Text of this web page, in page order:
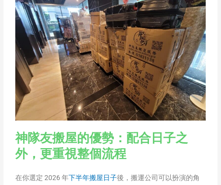
神隊友搬屋的優勢：配合日子之
外，更重視整個流程
在你選定 2026 年下半年搬屋日子後，搬運公司可以扮演的角